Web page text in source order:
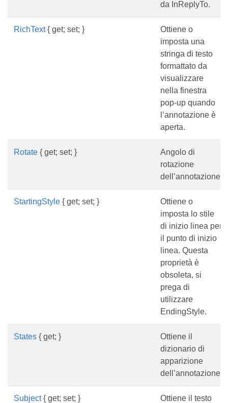
da InReplyTo.
RichText{ get; set; }
Ottiene o
imposta una
stringa di testo
formattato da
visualizzare
nella finestra
pop-up quando
l’annotazione è
aperta.
Rotate { get; set; }
Angolo di
rotazione
dell’annotazione.
StartingStyle { get; set; }
Ottiene o
imposta lo stile
di inizio linea per
il punto di inizio
linea. Questa
proprietà è
obsoleta, si
prega di
utilizzare
EndingStyle.
States { get; }
Ottiene il
dizionario di
apparizione
dell’annotazione.
Subject{ get; set; }
Ottiene il testo